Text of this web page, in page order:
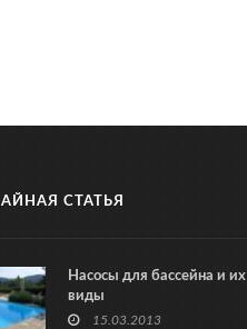
СТАТЬЯ
Насосы для бассейна и их
виды
15.03.2013